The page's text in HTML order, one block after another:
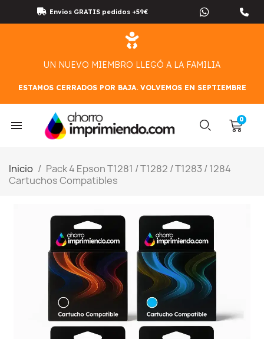
Envíos GRATIS pedidos +59€
UN NUEVO MIEMBRO LLEGÓ A LA FAMILIA
ESTAMOS CERRADOS POR BAJA. VOLVEMOS EN SEPTIEMBRE
Inicio
Pack 4 Epson T1281 / T1282 / T1283 / 1284
Cartuchos Compatibles